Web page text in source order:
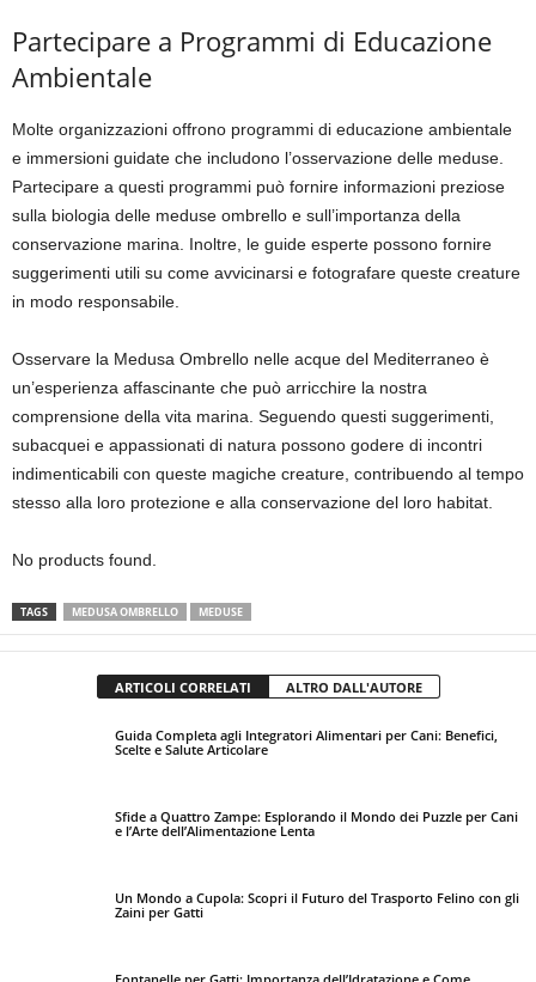
Partecipare a Programmi di Educazione
Ambientale
Molte organizzazioni offrono programmi di educazione ambientale
e immersioni guidate che includono l’osservazione delle meduse.
Partecipare a questi programmi può fornire informazioni preziose
sulla biologia delle meduse ombrello e sull’importanza della
conservazione marina. Inoltre, le guide esperte possono fornire
suggerimenti utili su come avvicinarsi e fotografare queste creature
in modo responsabile.
Osservare la Medusa Ombrello nelle acque del Mediterraneo è
un’esperienza affascinante che può arricchire la nostra
comprensione della vita marina. Seguendo questi suggerimenti,
subacquei e appassionati di natura possono godere di incontri
indimenticabili con queste magiche creature, contribuendo al tempo
stesso alla loro protezione e alla conservazione del loro habitat.
No products found.
TAGS MEDUSA OMBRELLO MEDUSE
ARTICOLI CORRELATI ALTRO DALL'AUTORE
Guida Completa agli Integratori Alimentari per Cani: Benefici,
Scelte e Salute Articolare
Sfide a Quattro Zampe: Esplorando il Mondo dei Puzzle per Cani
e l’Arte dell’Alimentazione Lenta
Un Mondo a Cupola: Scopri il Futuro del Trasporto Felino con gli
Zaini per Gatti